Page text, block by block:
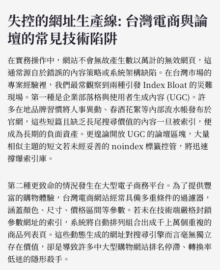
失控的網址生產線: 台灣電商與論
壇的常見技術陷阱
在實務操作中，網站不會無故產生數以萬計的無效網頁，這
通常源自於錯誤的內容策略或系統架構缺陷。在台灣市場的
專案經驗裡，我們最常觀察到兩種引發 Index Bloat 的災難
現場。第一種是企業部落格與使用者生成內容 (UGC)。許
多在地品牌習慣將人事異動、春酒花絮等內部流水帳發布於
官網，這些短篇且缺乏長尾搜尋價值的內容一旦被索引，便
成為長期的負面資產。更遑論開放 UGC 的論壇區塊，大量
相似主題的短文若未經妥善的 noindex 標籤控管，將迅速
撐爆索引庫。
第二種更致命的情況發生在大型電子商務平台。為了提供豐
富的購物體驗，台灣電商網站經常具備多重條件的過濾器，
涵蓋顏色、尺寸、價格區間等參數。若未在技術端嚴格封鎖
參數網址的索引，系統將自動排列組合出成千上萬個重複的
商品列表頁。這些動態生成的網址對搜尋引擎而言毫無獨立
存在價值，卻是導致許多中大型購物網站排名停滯、轉換率
低迷的隱形殺手。